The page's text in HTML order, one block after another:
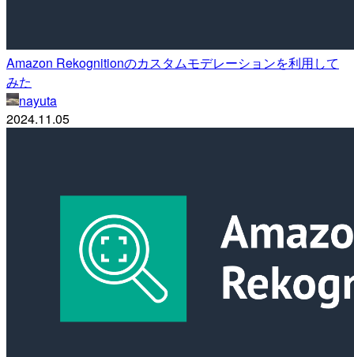
Amazon Rekognitionのカスタムモデレーションを利用して
みた
nayuta
2024.11.05